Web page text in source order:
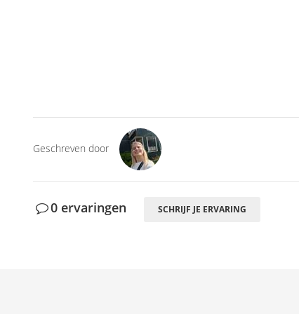
Geschreven door
0 ervaringen SCHRIJF JE ERVARING